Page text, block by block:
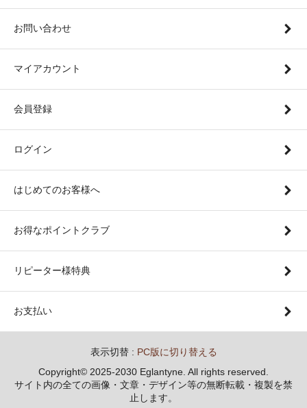
お問い合わせ
マイアカウント
会員登録
ログイン
はじめてのお客様へ
お得なポイントクラブ
リピーター様特典
お支払い
表示切替 : PC版に切り替える
Copyright© 2025-2030 Eglantyne. All rights reserved.
サイト内の全ての画像・文章・デザイン等の無断転載・複製を禁
止します。